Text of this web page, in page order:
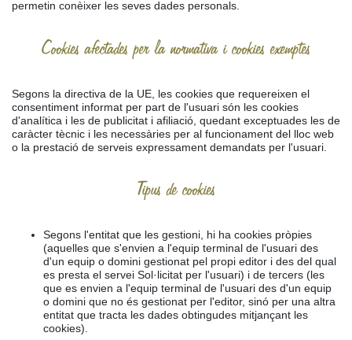
permetin conèixer les seves dades personals.
Cookies afectades per la normativa i cookies exemptes
Segons la directiva de la UE, les cookies que requereixen el
consentiment informat per part de l'usuari són les cookies
d'analítica i les de publicitat i afiliació, quedant exceptuades les de
caràcter tècnic i les necessàries per al funcionament del lloc web
o la prestació de serveis expressament demandats per l'usuari.
Tipus de cookies
Segons l'entitat que les gestioni, hi ha cookies pròpies
(aquelles que s'envien a l'equip terminal de l'usuari des
d'un equip o domini gestionat pel propi editor i des del qual
es presta el servei Sol·licitat per l'usuari) i de tercers (les
que es envien a l'equip terminal de l'usuari des d'un equip
o domini que no és gestionat per l'editor, sinó per una altra
entitat que tracta les dades obtingudes mitjançant les
cookies).